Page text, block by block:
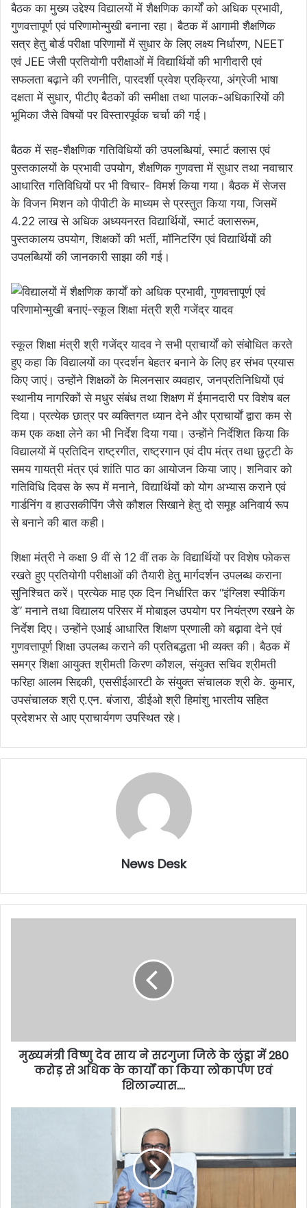
बैठक का मुख्य उद्देश्य विद्यालयों में शैक्षणिक कार्यों को अधिक प्रभावी,
गुणवत्तापूर्ण एवं परिणामोन्मुखी बनाना रहा। बैठक में आगामी शैक्षणिक
सत्र हेतु बोर्ड परीक्षा परिणामों में सुधार के लिए लक्ष्य निर्धारण, NEET
एवं JEE जैसी प्रतियोगी परीक्षाओं में विद्यार्थियों की भागीदारी एवं
सफलता बढ़ाने की रणनीति, पारदर्शी प्रवेश प्रक्रिया, अंग्रेजी भाषा
दक्षता में सुधार, पीटीए बैठकों की समीक्षा तथा पालक-अधिकारियों की
भूमिका जैसे विषयों पर विस्तारपूर्वक चर्चा की गई।
बैठक में सह-शैक्षणिक गतिविधियों की उपलब्धियां, स्मार्ट क्लास एवं
पुस्तकालयों के प्रभावी उपयोग, शैक्षणिक गुणवत्ता में सुधार तथा नवाचार
आधारित गतिविधियों पर भी विचार- विमर्श किया गया। बैठक में सेजस
के विजन मिशन को पीपीटी के माध्यम से प्रस्तुत किया गया, जिसमें
4.22 लाख से अधिक अध्ययनरत विद्यार्थियों, स्मार्ट क्लासरूम,
पुस्तकालय उपयोग, शिक्षकों की भर्ती, मॉनिटरिंग एवं विद्यार्थियों की
उपलब्धियों की जानकारी साझा की गई।
स्कूल शिक्षा मंत्री श्री गजेंद्र यादव ने सभी प्राचार्यों को संबोधित करते
हुए कहा कि विद्यालयों का प्रदर्शन बेहतर बनाने के लिए हर संभव प्रयास
किए जाएं। उन्होंने शिक्षकों के मिलनसार व्यवहार, जनप्रतिनिधियों एवं
स्थानीय नागरिकों से मधुर संबंध तथा शिक्षण में ईमानदारी पर विशेष बल
दिया। प्रत्येक छात्र पर व्यक्तिगत ध्यान देने और प्राचार्यों द्वारा कम से
कम एक कक्षा लेने का भी निर्देश दिया गया। उन्होंने निर्देशित किया कि
विद्यालयों में प्रतिदिन राष्ट्रगीत, राष्ट्रगान एवं दीप मंत्र तथा छुट्टी के
समय गायत्री मंत्र एवं शांति पाठ का आयोजन किया जाए। शनिवार को
गतिविधि दिवस के रूप में मनाने, विद्यार्थियों को योग अभ्यास कराने एवं
गार्डनिंग व हाउसकीपिंग जैसे कौशल सिखाने हेतु दो समूह अनिवार्य रूप
से बनाने की बात कही।
शिक्षा मंत्री ने कक्षा 9 वीं से 12 वीं तक के विद्यार्थियों पर विशेष फोकस
रखते हुए प्रतियोगी परीक्षाओं की तैयारी हेतु मार्गदर्शन उपलब्ध कराना
सुनिश्चित करें। प्रत्येक माह एक दिन निर्धारित कर “इंग्लिश स्पीकिंग
डे” मनाने तथा विद्यालय परिसर में मोबाइल उपयोग पर नियंत्रण रखने के
निर्देश दिए। उन्होंने एआई आधारित शिक्षण प्रणाली को बढ़ावा देने एवं
गुणवत्तापूर्ण शिक्षा उपलब्ध कराने की प्रतिबद्धता भी व्यक्त की। बैठक में
समग्र शिक्षा आयुक्त श्रीमती किरण कौशल, संयुक्त सचिव श्रीमती
फरिहा आलम सिद्दकी, एससीईआरटी के संयुक्त संचालक श्री के. कुमार,
उपसंचालक श्री ए.एन. बंजारा, डीईओ श्री हिमांशु भारतीय सहित
प्रदेशभर से आए प्राचार्यगण उपस्थित रहे।
News Desk
मुख्यमंत्री विष्णु देव साय ने सरगुजा जिले के लुंड्रा में 280
करोड़ से अधिक के कार्यों का किया लोकार्पण एवं
शिलान्यास….